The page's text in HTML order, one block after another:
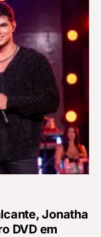
Jonatha
DVD em